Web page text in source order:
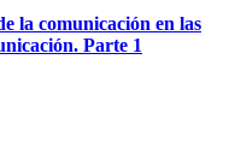
la comunicación en las
Parte 1